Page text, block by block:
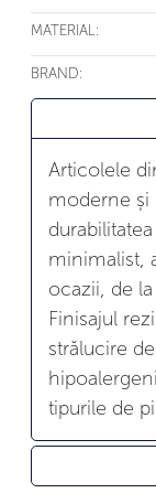
MATERIAL:
BRAND:
Articolele
moderne și
minimalist,
ocazii, de
Finisajul
strălucire
tipurile de